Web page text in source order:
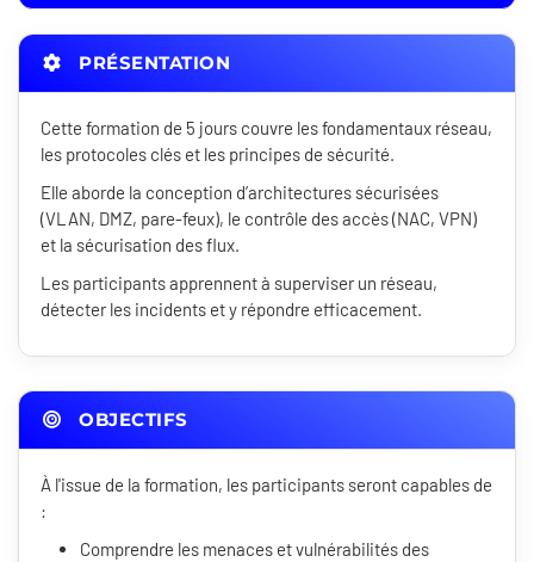
PRÉSENTATION
Cette formation de 5 jours couvre les fondamentaux réseau,
les protocoles clés et les principes de sécurité.
Elle aborde la conception d’architectures sécurisées
(VLAN, DMZ, pare-feux), le contrôle des accès (NAC, VPN)
et la sécurisation des flux.
Les participants apprennent à superviser un réseau,
détecter les incidents et y répondre efficacement.
OBJECTIFS
À l'issue de la formation, les participants seront capables de
:
Comprendre les menaces et vulnérabilités des